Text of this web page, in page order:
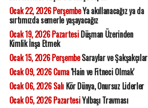
Ocak 22, 2026 PerşembeYa akıllanacağız ya da
sırtımızda semerle yaşayacağız
Ocak 19, 2026 PazartesiDüşman Üzerinden
Kimlik İnşa Etmek
Ocak 15, 2026 PerşembeSaraylar ve Şakşakçılar
Ocak 09, 2026 Cuma'Hain ve Fitneci Olmak'
Ocak 06, 2026 SalıKör Dünya, Onursuz Liderler
Ocak 05, 2026 PazartesiYılbaşı Travması